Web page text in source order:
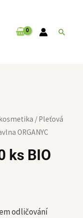
Hledat
/ Pleťová
ORGANYC
ks BIO
odličování